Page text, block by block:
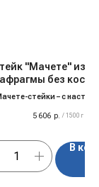
"Мачете" из
без кости
Foods", с/м
стейки – с
практически
5 606 р. / 1500 г
В